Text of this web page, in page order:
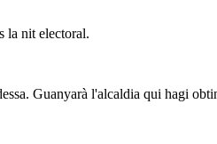
la nit electoral.
Guanyarà l'alcaldia qui hagi